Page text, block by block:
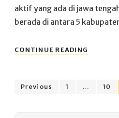
aktif yang ada di jawa
berada di antara 5
CONTINUE READING
GUNUNG
Navigasi
Previous Page
1 … Page
10